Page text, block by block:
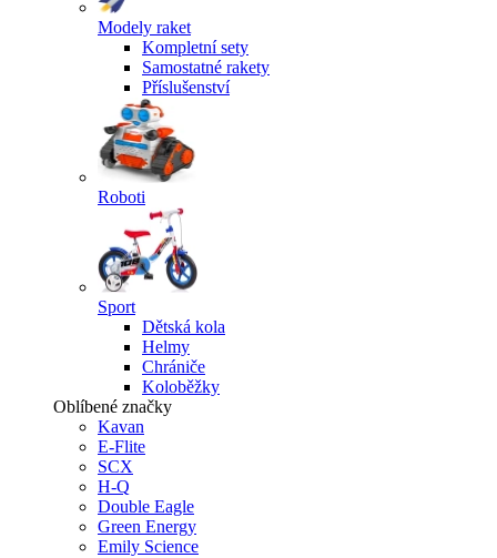
Modely raket
Kompletní sety
Samostatné rakety
Příslušenství
Roboti
Sport
Dětská kola
Helmy
Chrániče
Koloběžky
Oblíbené značky
Kavan
E-Flite
SCX
H-Q
Double Eagle
Green Energy
Emily Science